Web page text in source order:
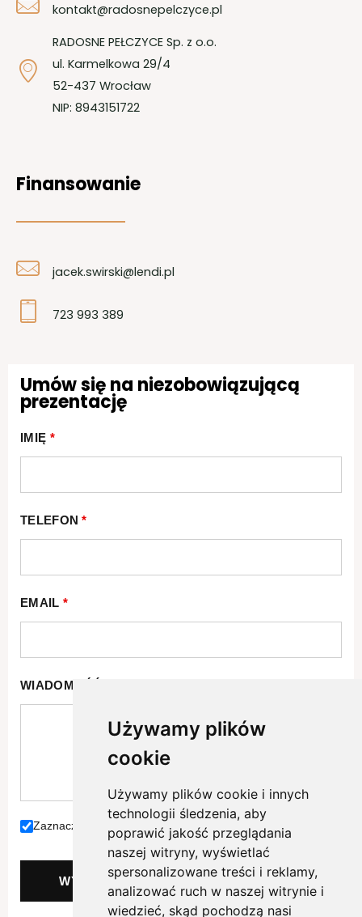
Używamy plików
cookie
Używamy plików cookie i innych
technologii śledzenia, aby
poprawić jakość przeglądania
naszej witryny, wyświetlać
spersonalizowane treści i reklamy,
analizować ruch w naszej witrynie i
wiedzieć, skąd pochodzą nasi
kontakt@radosnepelczyce.pl
RADOSNE PEŁCZYCE Sp. z o.o.
ul. Karmelkowa 29/4
52-437 Wrocław
NIP: 8943151722
Finansowanie
jacek.swirski@lendi.pl
723 993 389
Umów się na niezobowiązującą
prezentację
IMIĘ *
TELEFON*
EMAIL *
WIADOMOŚĆ
Zaznacz jeżeli akceptujesz naszą politykę prywatności.
WYŚLIJ